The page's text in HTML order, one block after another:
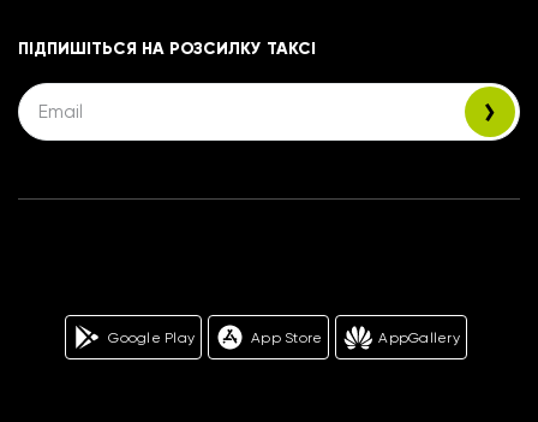
ПІДПИШІТЬСЯ НА РОЗСИЛКУ ТАКСІ
Google Play App Store AppGallery